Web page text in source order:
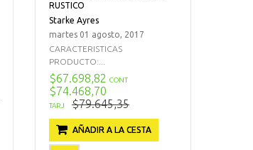
RUSTICO
Starke Ayres
martes 01 agosto, 2017
CARACTERISTICAS
PRODUCTO:...
$67.698,82 CONT
$74.468,70
TARJ $79.645,35
AÑADIR A LA CESTA